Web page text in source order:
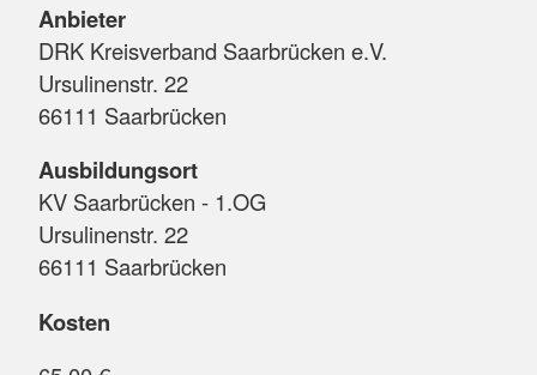
Anbieter
DRK Kreisverband Saarbrücken e.V.
Ursulinenstr. 22
66111 Saarbrücken
Ausbildungsort
KV Saarbrücken - 1.OG
Ursulinenstr. 22
66111 Saarbrücken
Kosten